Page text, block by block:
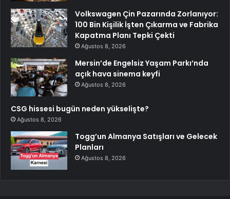
Volkswagen Çin Pazarında Zorlanıyor:
100 Bin Kişilik İşten Çıkarma ve Fabrika
Kapatma Planı Tepki Çekti
Ağustos 8, 2026
Mersin’de Engelsiz Yaşam Parkı’nda
açık hava sinema keyfi
Ağustos 8, 2026
CSG hissesi bugün neden yükselişte?
Ağustos 8, 2026
Togg’un Almanya Satışları ve Gelecek
Planları
Ağustos 8, 2026